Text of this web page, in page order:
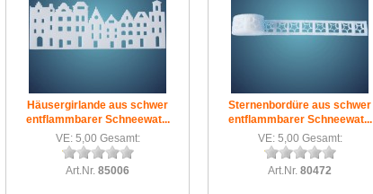
Häusergirlande aus schwer
entflammbarer Schneewat...
VE: 5,00 Gesamt:
Art.Nr. 85006
Sternenbordüre aus schwer
entflammbarer Schneewat...
VE: 5,00 Gesamt:
Art.Nr. 80472